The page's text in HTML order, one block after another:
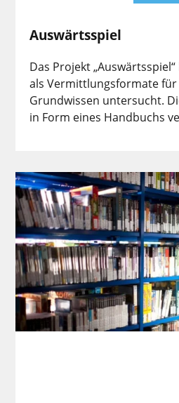
Auswärtsspiel
Das Projekt
als Vermittlungsformate
Grundwissen untersucht.
in Form eines Handbuchs